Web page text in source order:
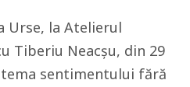
Urse, la Atelierul
Tiberiu Neacșu, din 29
sentimentului fără